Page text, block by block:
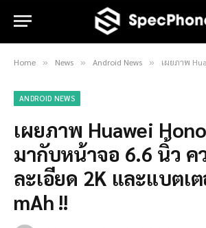
Home » News » Android News » เผยภาพ Huawei Honor 8 Max
ANDROID NEWS
เผยภาพ Huawei
มากับหน้าจอ 6.6 นิ้ว ค
ละเอียด 2K และแบตเ
mAh !!